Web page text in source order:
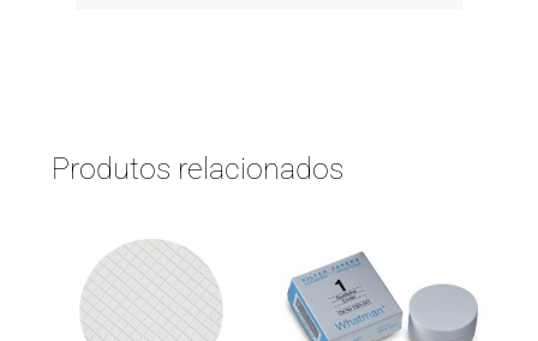
Produtos relacionados